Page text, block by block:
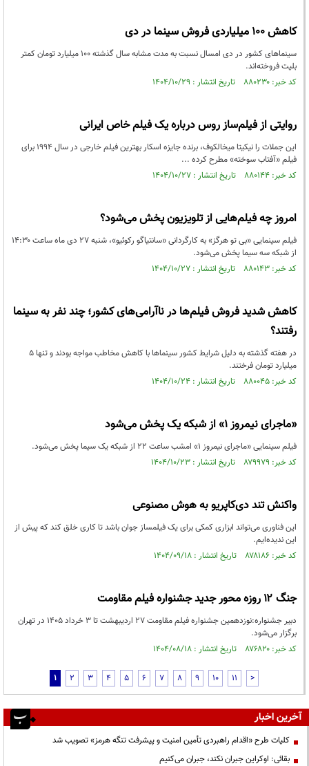
کاهش ۱۰۰ میلیاردی فروش سینما در دی
سینما‌های کشور در دی امسال نسبت به مدت مشابه سال گذشته ۱۰۰ میلیارد تومان کمتر
بلیت فروخته‌اند.
کد خبر: ۸۸۰۲۳۰ تاریخ انتشار : ۱۴۰۴/۱۰/۲۹
روایتی از فیلم‌ساز روس درباره یک فیلم خاص ایرانی
این جملات را نیکیتا میخالکوف، برنده جایزه اسکار بهترین فیلم خارجی در سال ۱۹۹۴ برای
فیلم «آفتاب سوخته» مطرح کرده ...
کد خبر: ۸۸۰۱۴۴ تاریخ انتشار : ۱۴۰۴/۱۰/۲۷
امروز چه فیلم‌هایی از تلویزیون پخش می‌شود؟
فیلم سینمایی «بی تو هرگز» به کارگردانی «سانتیاگو رکوئیو»، شنبه ۲۷ دی ماه ساعت ۱۴:۳۰
از شبکه سه سیما پخش می‌شود.
کد خبر: ۸۸۰۱۴۳ تاریخ انتشار : ۱۴۰۴/۱۰/۲۷
کاهش شدید فروش فیلم‌ها در ناآرامی‌های کشور؛ چند نفر به سینما
رفتند؟
در هفته گذشته به دلیل شرایط کشور سینما‌ها با کاهش مخاطب مواجه بودند و تنها ۵
میلیارد تومان فرختند.
کد خبر: ۸۸۰۰۴۵ تاریخ انتشار : ۱۴۰۴/۱۰/۲۴
«ماجرای نیمروز ۱» از شبکه یک پخش می‌شود
فیلم سینمایی «ماجرای نیمروز ۱» امشب ساعت ۲۲ از شبکه یک سیما پخش می‌شود.
کد خبر: ۸۷۹۹۷۹ تاریخ انتشار : ۱۴۰۴/۱۰/۲۳
واکنش تند دی‌کاپریو به هوش مصنوعی
این فناوری می‌تواند ابزاری کمکی برای یک فیلمساز جوان باشد تا کاری خلق کند که پیش از
این ندیده‌ایم.
کد خبر: ۸۷۸۱۸۶ تاریخ انتشار : ۱۴۰۴/۰۹/۱۸
جنگ ۱۲ روزه محور جدید جشنواره فیلم مقاومت
دبیر جشنواره:نوزدهمین جشنواره فیلم مقاومت ۲۷ اردیبهشت تا ۳ خرداد ۱۴۰۵ در تهران
برگزار می‌شود.
کد خبر: ۸۷۶۸۲۰ تاریخ انتشار : ۱۴۰۴/۰۸/۱۸
1 2 3 4 5 6 7 8 9 10 11 >
آخرین اخبار
کلیات طرح «اقدام راهبردی تأمین امنیت و پیشرفت تنگه هرمز» تصویب شد
بقائی: اوکراین جبران نکند، جبران می‌کنیم